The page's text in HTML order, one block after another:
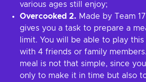
various ages still enjoy;
Overcooked 2. Made by Team
gives you a task to prepare a
limit. You will be able to play
with 4 friends or family
meal is not that simple, since
only to make it in time but also